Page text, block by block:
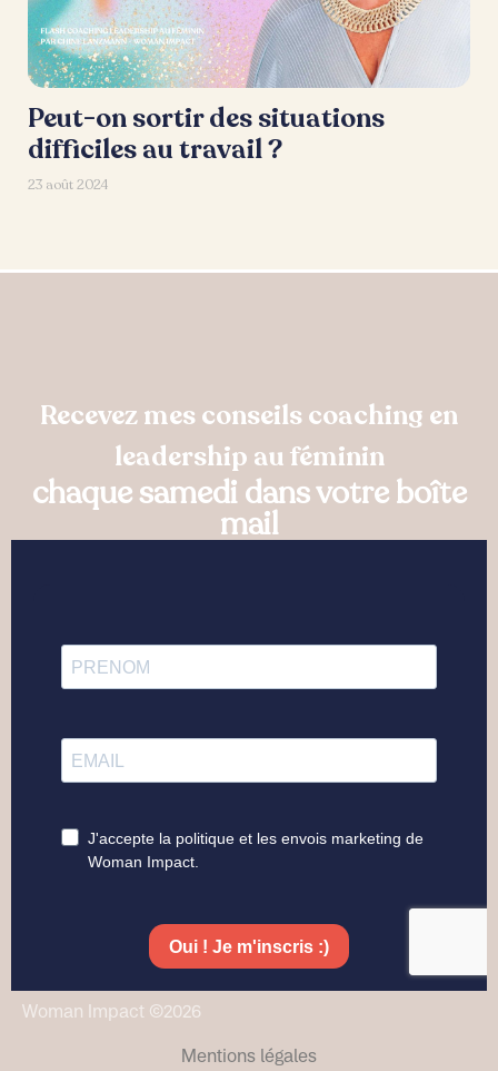
Peut-on sortir des situations
difficiles au travail ?
23 août 2024
Recevez mes conseils coaching en
leadership au féminin
chaque samedi dans votre boîte
mail
Woman Impact ©2026
Mentions légales